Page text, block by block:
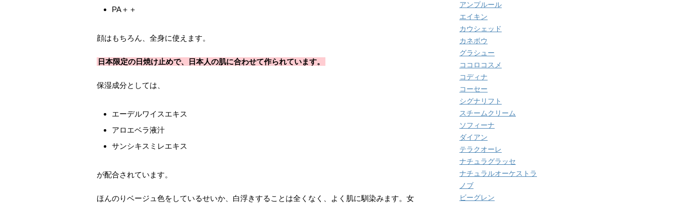
PA＋＋
顔はもちろん、全身に使えます。
日本限定の日焼け止めで、日本人の肌に合わせて作られています。
保湿成分としては、
エーデルワイスエキス
アロエベラ液汁
サンシキスミレエキス
が配合されています。
ほんのりベージュ色をしているせいか、白浮きすることは全くなく、よく肌に馴染みます。女
アンプルール
エイキン
カウシェッド
カネボウ
グラシュー
ココロコスメ
コディナ
コーセー
シグナリフト
スチームクリーム
ソフィーナ
ダイアン
テラクオーレ
ナチュラグラッセ
ナチュラルオーケストラ
ノブ
ビーグレン